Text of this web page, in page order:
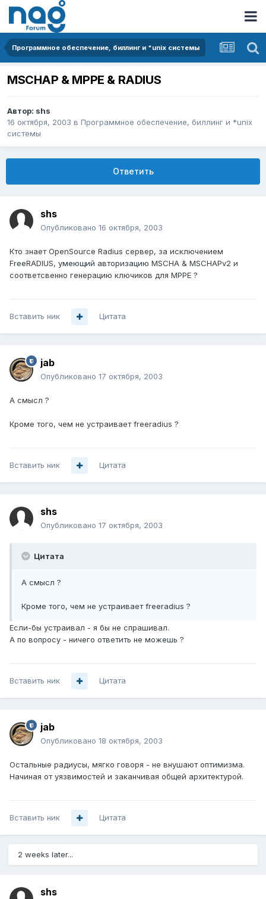
Программное обеспечение, биллинг и *unix системы
MSCHAP & MPPE & RADIUS
Автор: shs
16 октября, 2003 в Программное обеспечение, биллинг и *unix
системы
Ответить
shs
Опубликовано 16 октября, 2003
Кто знает OpenSource Radius сервер, за исключением
FreeRADIUS, умеющий авторизацию MSCHA & MSCHAPv2 и
соответсвенно генерацию ключиков для MPPE ?
Вставить ник Цитата
jab
Опубликовано 17 октября, 2003
А смысл ?
Кроме того, чем не устраивает freeradius ?
Вставить ник Цитата
shs
Опубликовано 17 октября, 2003
Цитата
А смысл ?
Кроме того, чем не устраивает freeradius ?
Если-бы устраивал - я бы не спрашивал.
А по вопросу - ничего ответить не можешь ?
Вставить ник Цитата
jab
Опубликовано 18 октября, 2003
Остальные радиусы, мягко говоря - не внушают оптимизма.
Начиная от уязвимостей и заканчивая общей архитектурой.
Вставить ник Цитата
2 weeks later...
shs